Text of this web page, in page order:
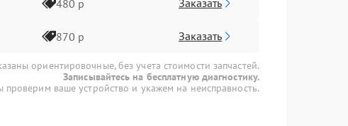
480 р Заказать
870 р Заказать
ориентировочные, без учета стоимости запчастей.
Записывайтесь на бесплатную диагностику.
проверим ваше устройство и укажем на неисправность.